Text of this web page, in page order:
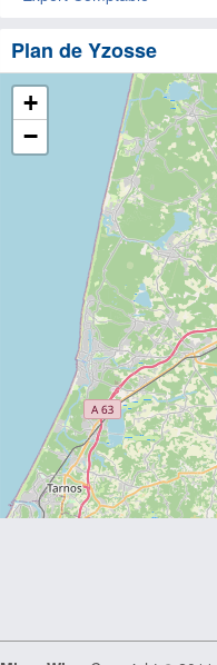
Plan de Yzosse
+
−